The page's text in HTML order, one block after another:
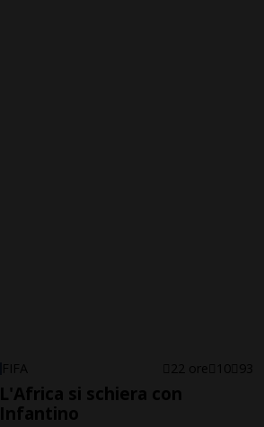
FIFA 22 ore 10 93
L'Africa si schiera con
Infantino